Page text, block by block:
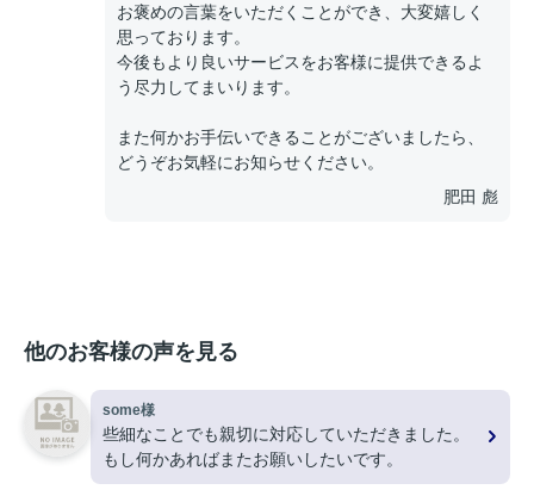
お褒めの言葉をいただくことができ、大変嬉しく
思っております。
今後もより良いサービスをお客様に提供できるよ
う尽力してまいります。
また何かお手伝いできることがございましたら、
どうぞお気軽にお知らせください。
肥田 彪
他のお客様の声を見る
some様
些細なことでも親切に対応していただきました。
もし何かあればまたお願いしたいです。